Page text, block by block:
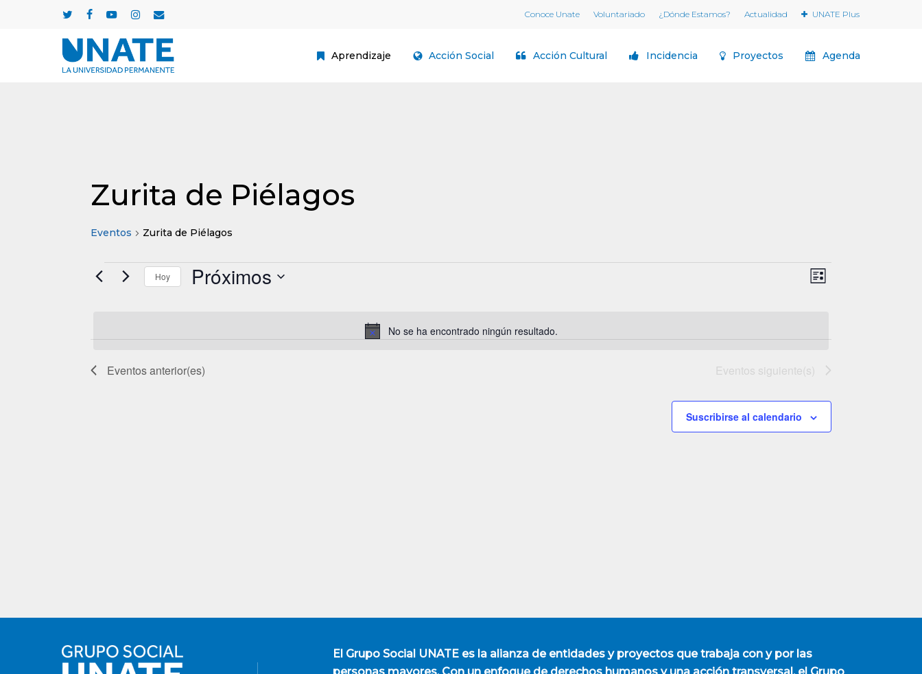
twitterfacebookyoutubeinstagram
email
Conoce Unate Voluntariado ¿Dónde Estamos? Actualidad UNATE Plus
Aprendizaje Acción Social Acción Cultural Incidencia Proyectos Agenda
Zurita de Piélagos
Eventos Zurita de Piélagos
Eventos
Aviso
No se ha encontrado ningún resultado.
vistas
Navegación
de
Evento
Lista
Hoy Próximos
Eventosanterior(es) Eventos siguiente(s)
Suscribirse al calendario
El Grupo Social UNATEes la alianza de entidades y proyectos que trabaja con y por las